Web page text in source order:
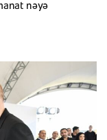
nəyə